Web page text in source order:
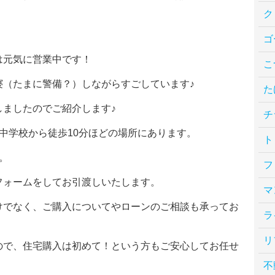
気に営業中です！
たまに警備？）しながらすごしています♪
したのでご紹介します♪
校から徒歩10分ほどの場所にあります。
ームをしてお引渡しいたします。
なく、ご購入についてやローンのご相談も承ってお
、住宅購入は初めて！という方もご安心してお任せ
チ
不